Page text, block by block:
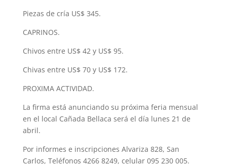
Piezas de cría US$ 345.
CAPRINOS.
Chivos entre US$ 42 y US$ 95.
Chivas entre US$ 70 y US$ 172.
PROXIMA ACTIVIDAD.
La firma está anunciando su próxima feria mensual
en el local Cañada Bellaca será el día lunes 21 de
abril.
Por informes e inscripciones Alvariza 828, San
Carlos, Teléfonos 4266 8249, celular 095 230 005.